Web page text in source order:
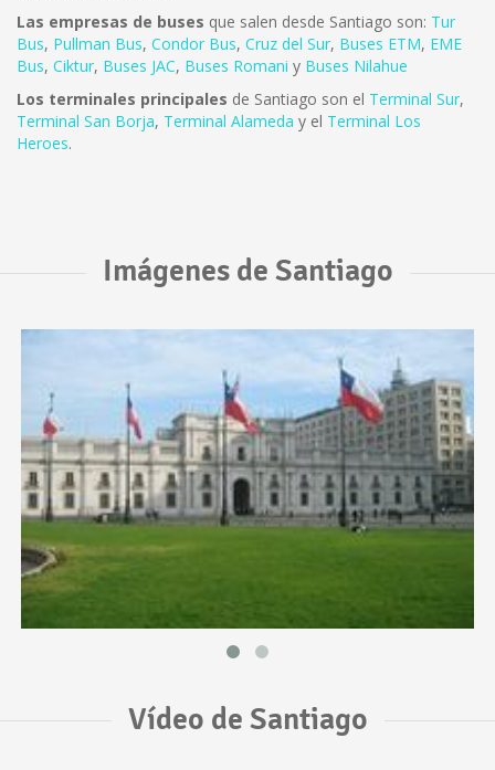
Las empresas de buses que salen desde Santiago son: Tur
Bus, Pullman Bus, Condor Bus, Cruz del Sur, Buses ETM, EME
Bus, Ciktur, Buses JAC, Buses Romani y Buses Nilahue
Los terminales principales de Santiago son el Terminal Sur,
Terminal San Borja, Terminal Alameda y el Terminal Los
Heroes.
Imágenes de Santiago
Vídeo de Santiago